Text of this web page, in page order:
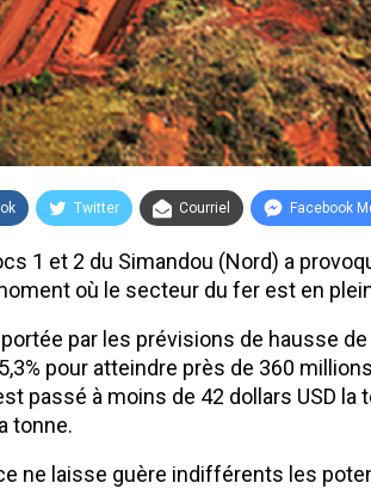
Twitter Courriel Facebook
1 et 2 du Simandou (Nord) a
où le secteur du fer est en
par les prévisions de hausse
pour atteindre près de 360
passé à moins de 42 dollars USD
tonne.
ne laisse guère indifférents les